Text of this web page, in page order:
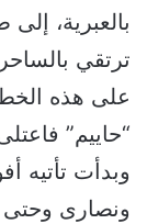
بالعبرية،
ترتقي
على هذه
“حاييم”
وبدأت تأتيه
ونصارى